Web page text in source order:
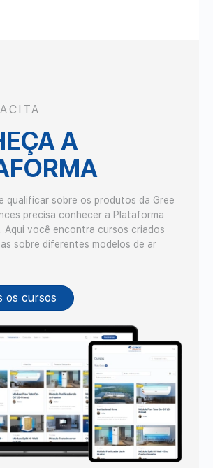
A
qualificar sobre os produtos da Gree
precisa conhecer a Plataforma
Aqui você encontra cursos criados
sobre diferentes modelos de ar
os cursos